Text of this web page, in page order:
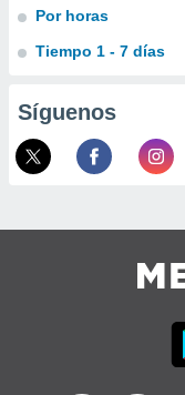
de
con el
Por horas
Tiempo 1 - 7 días
Síguenos